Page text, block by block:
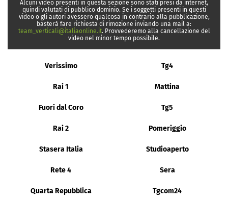
Alcuni video presenti in questa sezione sono stati presi da internet,
quindi valutati di pubblico dominio. Se i soggetti presenti in questi
video o gli autori avessero qualcosa in contrario alla pubblicazione,
basterà fare richiesta di rimozione inviando una mail a:
team_verticali@italiaonline.it. Provvederemo alla cancellazione del
video nel minor tempo possibile.
Verissimo Tg4
Rai 1 Mattina
Fuori dal Coro Tg5
Rai 2 Pomeriggio
Stasera Italia Studioaperto
Rete 4 Sera
Quarta Repubblica Tgcom24